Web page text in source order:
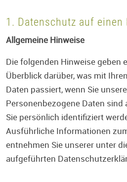
1. Datenschutz auf einen
Allgemeine Hinweise
Die folgenden Hinweise geben
Überblick darüber, was mit
Daten passiert, wenn Sie
Personenbezogene Daten sind
Sie persönlich identifiziert
Ausführliche Informationen
entnehmen Sie unserer unter
aufgeführten